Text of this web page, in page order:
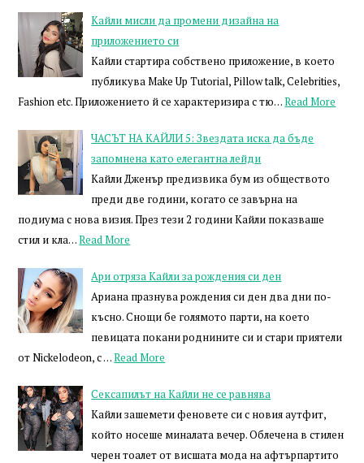
Кайли мисли да промени дизайна на
приложението си
Кайли стартира собствено приложение, в което
публикува Make Up Tutorial, Pillow talk, Celebrities,
Fashion etc. Приложението й се характеризира с тю…Read More
ЧАСЪТ НА КАЙЛИ 5: Звездата иска да бъде
запомнена като елегантна лейди
Кайли Дженър предизвика бум из обществото
преди две години, когато се завърна на
подиума с нова визия. През тези 2 години Кайли показваше
стил и кла…Read More
Ари отряза Кайли за рождения си ден
Ариана празнува рождения си ден два дни по-
късно. Снощи бе голямото парти, на което
певицата покани роднините си и стари приятели
от Nickelodeon, с …Read More
Сексапилът на Кайли не се равнява
Кайли зашемети феновете си с новия аутфит,
който носеше миналата вечер. Облечена в стилен
черен тоалет от висшата мода на афтърпартито